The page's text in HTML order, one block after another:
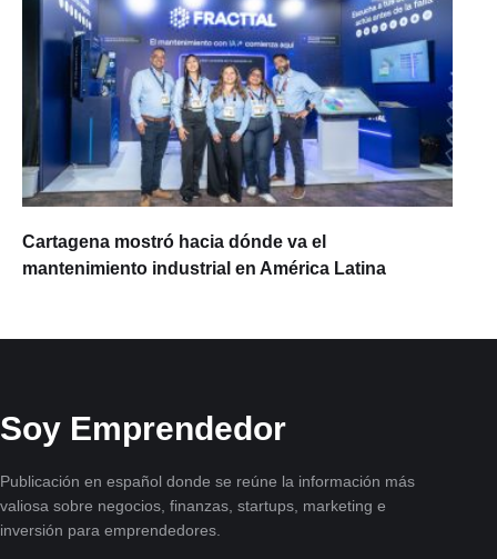
Cartagena mostró hacia dónde va el
mantenimiento industrial en América Latina
Soy Emprendedor
Publicación en español donde se reúne la información más
valiosa sobre negocios, finanzas, startups, marketing e
inversión para emprendedores.